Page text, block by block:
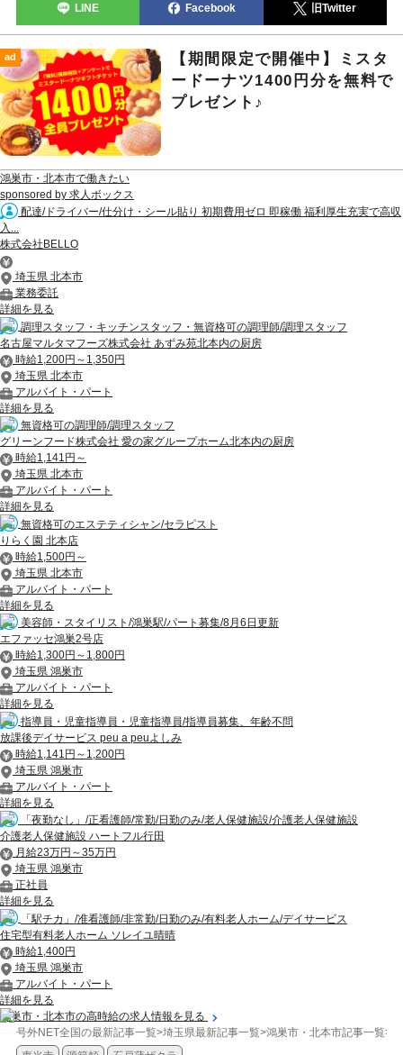
LINE Facebook 旧Twitter
ad
【期間限定で開催中】ミスタ
ードーナツ1400円分を無料で
プレゼント♪
鴻巣市・北本市で働きたい
sponsored by 求人ボックス
配達/ドライバー/仕分け・シール貼り 初期費用ゼロ 即稼働 福利厚生充実で高収
入...
株式会社BELLO
埼玉県 北本市
業務委託
詳細を見る
調理スタッフ・キッチンスタッフ・無資格可の調理師/調理スタッフ
名古屋マルタマフーズ株式会社 あずみ苑北本内の厨房
時給1,200円～1,350円
埼玉県 北本市
アルバイト・パート
詳細を見る
無資格可の調理師/調理スタッフ
グリーンフード株式会社 愛の家グループホーム北本内の厨房
時給1,141円～
埼玉県 北本市
アルバイト・パート
詳細を見る
無資格可のエステティシャン/セラピスト
りらく園 北本店
時給1,500円～
埼玉県 北本市
アルバイト・パート
詳細を見る
美容師・スタイリスト/鴻巣駅/パート募集/8月6日更新
エファッセ鴻巣2号店
時給1,300円～1,800円
埼玉県 鴻巣市
アルバイト・パート
詳細を見る
指導員・児童指導員・児童指導員/指導員募集、年齢不問
放課後デイサービス peu a peuよしみ
時給1,141円～1,200円
埼玉県 鴻巣市
アルバイト・パート
詳細を見る
「夜勤なし」/正看護師/常勤/日勤のみ/老人保健施設/介護老人保健施設
介護老人保健施設 ハートフル行田
月給23万円～35万円
埼玉県 鴻巣市
正社員
詳細を見る
「駅チカ」/准看護師/非常勤/日勤のみ/有料老人ホーム/デイサービス
住宅型有料老人ホーム ソレイユ晴晴
時給1,400円
埼玉県 鴻巣市
アルバイト・パート
詳細を見る
鴻巣市・北本市の高時給の求人情報を見る
号外NET全国の最新記事一覧>埼玉県最新記事一覧>鴻巣市・北本市記事一覧>